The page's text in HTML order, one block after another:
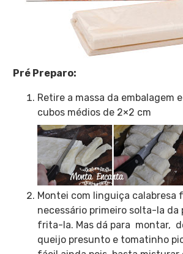
Pré Preparo:
Retire a massa da embalagem
cubos médios de 2×2 cm
Montei com linguiça calabresa
necessário primeiro solta-la da
frita-la. Mas dá para montar,
queijo presunto e tomatinho